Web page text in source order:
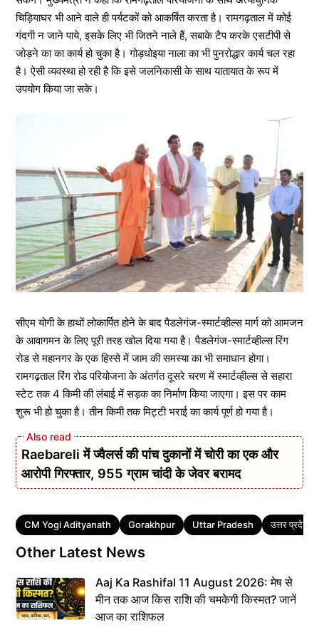
चिड़ियाघर भी आने वाले ही पर्यटकों को आकर्षित करता है। रामगढ़ताल में कोई
गंदगी न जाने पाये, इसके लिए भी जितने नाले हैं, सबाके टैप करके एसटीपी से
जोड़ने का का कार्य हो चुका है। गोड़धोइया नाला का भी पुनरोद्धार कार्य चल रहा
है। ऐसी व्यवस्था हो रही है कि इसे जलनिकासी के साथ यातायात के रूप में
उपयोग किया जा सके।
सीएम योगी के हाथों लोकार्पित होने के बाद पैडलेगंज-स्मार्टव्हील्स मार्ग को आमजन
के आवागमन के लिए पूरी तरह खोल दिया गया है। पैडलेगंज-स्मार्टव्हील्स रिंग
रोड से महानगर के एक हिस्से में जाम की समस्या का भी समाधान होगा।
रामगढ़ताल रिंग रोड परियोजना के अंतर्गत दूसरे चरण में स्मार्टव्हील्स से सहारा
स्टेट तक 4 किमी की लंबाई में सड़क का निर्माण किया जाएगा। इस पर काम
शुरू भी हो चुका है। तीन किमी तक मिट्टी भराई का कार्य पूर्ण हो गया है।
Raebareli में ज्वैलर्स की पांच दुकानों में चोरी का एक और
आरोपी गिरफ्तार, 955 ग्राम चांदी के जेवर बरामद
Tags
CM Yogi Adityanath Gorakhpur Uttar Pradesh उत्तर प्रदेश
Other Latest News
Aaj Ka Rashifal 11 August 2026: मेष से
मीन तक आज किस राशि की चमकेगी किस्मत? जानें
आज का राशिफल